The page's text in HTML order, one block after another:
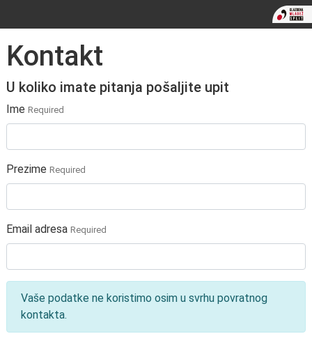
Kontakt
U koliko imate pitanja pošaljite upit
Ime Required
Prezime Required
Email adresa Required
Vaše podatke ne koristimo osim u svrhu povratnog
kontakta.